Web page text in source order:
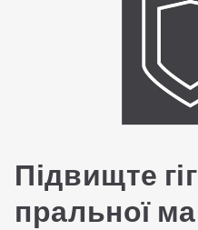
Підвищте
пральної